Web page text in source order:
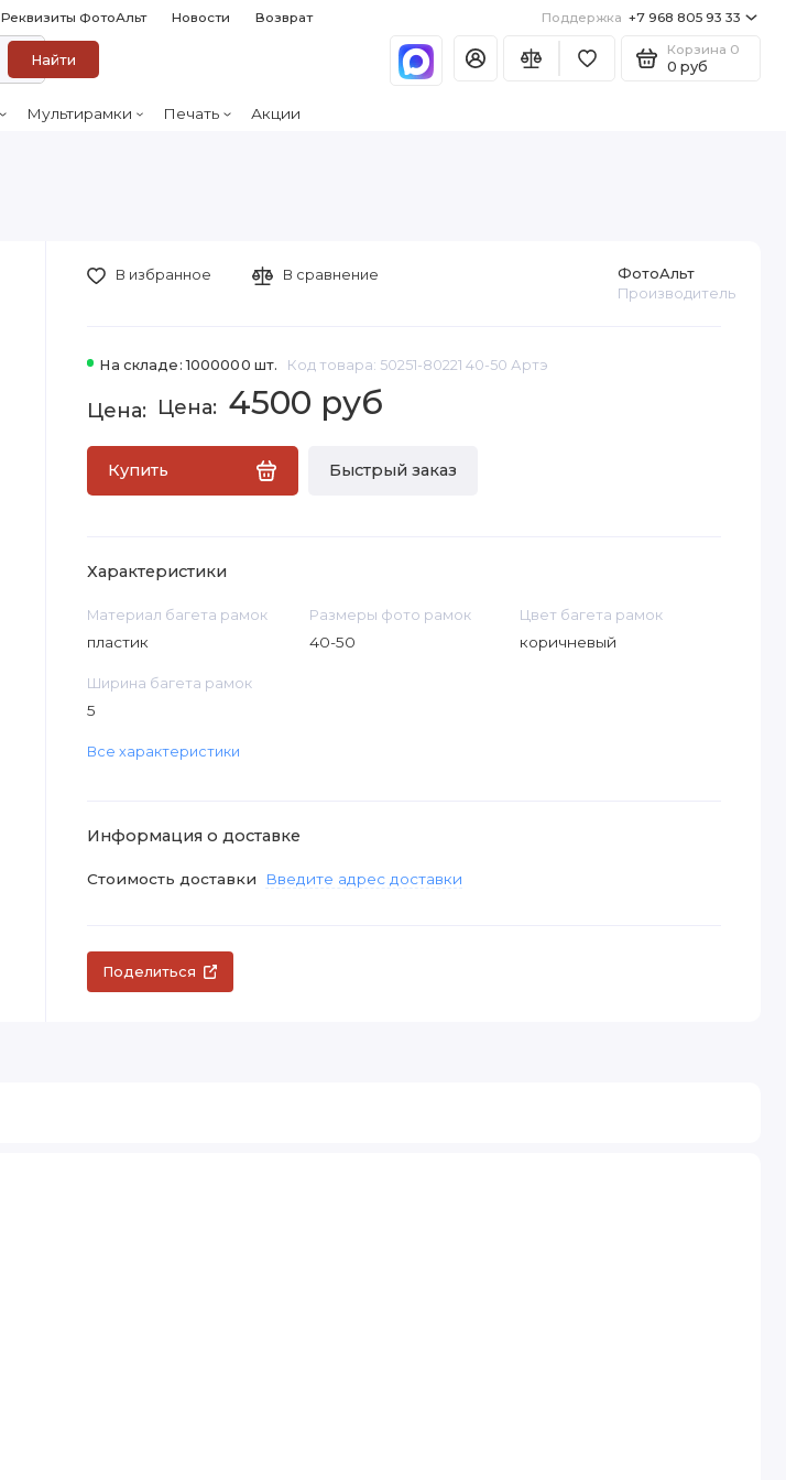
Реквизиты ФотоАльт Новости Возврат Поддержка +7 968 805 93 33
Найти
Корзина 0
0 руб
Мультирамки Печать Акции
На складе: 1000000 шт. Код товара: 50251-80221 40-50 Артэ
ФотоАльт
Производитель
4500 руб
Купить Быстрый заказ
В избранное В сравнение
Характеристики
Материал багета рамок
пластик
Размеры фото рамок
40-50
Цвет багета рамок
коричневый
Ширина багета рамок
5
Все характеристики
Информация о доставке
Стоимость доставки Введите адрес доставки
Поделиться